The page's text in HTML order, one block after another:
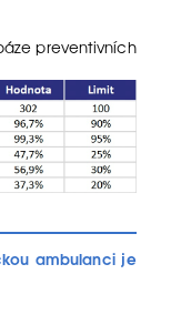
preventivních
ambulanci je